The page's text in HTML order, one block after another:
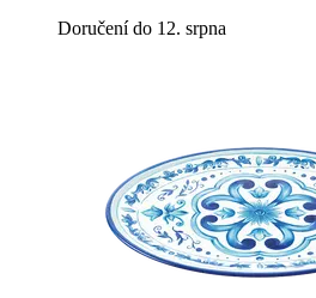
Doručení do 12. srpna